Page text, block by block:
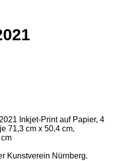
Inkjet-Print auf Papier, 4
71,3 cm x 50,4 cm,
Kunstverein Nürnberg.